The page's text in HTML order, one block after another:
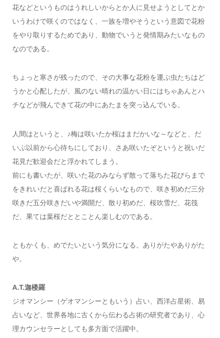
花などというものはうれしいからとか人に見せようとしてとか
いうわけで咲くのではなく、一族を増やそうという意図で花粉
をやり取りするためであり、動物でいうと発情期みたいなもの
なのである。
ちょっと寒さが残ったので、その大事な花粉を運ぶ虫たちはど
うかと心配したが、風のない晴れの温かい日にはちゃあんとハ
チなどが飛んできて花の中にあたまを突っ込んでいる。
人間はというと、♪梅は咲いたか桜はまだかいな～などと、だ
いぶ以前から心待ちにしており、さあ咲いたぞというと祝いだ
花見だ歓迎会だと浮かれてしまう。
前にも書いたが、咲いた花のみならず散って落ちた花びらまで
をきれいだと喜ばれる花は桜くらいなもので、咲き初めだ三分
咲きだ五分咲きだいや満開だ、散り初めだ、桜吹雪だ、花筏
だ、果ては葉桜だととことん楽しむのである。
ともかくも、めでたいという気分になる。ありがたやありがた
や。
A.T.迦楼羅
ジオマンシー（ゲオマンシーともいう）占い、西洋占星術、易
占いなど、世界各地に古くから伝わる占術の研究者であり、心
理カウンセラーとしても多方面で活躍中。